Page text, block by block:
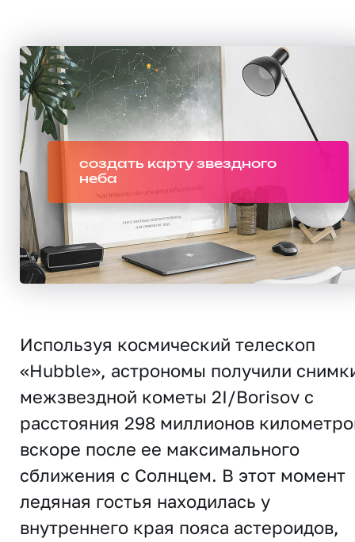
создать карту звездного
неба
Используя космический телескоп
«Hubble», астрономы получили
межзвездной кометы 2I/Borisov с
расстояния 298 миллионов
вскоре после ее максимального
сближения с Солнцем. В этот момент
ледяная гостья находилась у
внутреннего края пояса астероидов,